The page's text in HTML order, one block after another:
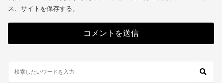
メール※
サイト